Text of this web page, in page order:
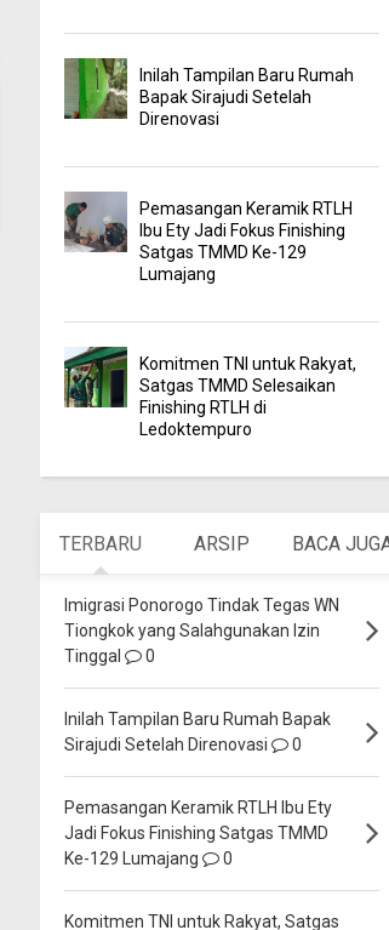
Inilah Tampilan Baru Rumah
Bapak Sirajudi Setelah
Direnovasi
Pemasangan Keramik RTLH
Ibu Ety Jadi Fokus Finishing
Satgas TMMD Ke-129
Lumajang
Komitmen TNI untuk Rakyat,
Satgas TMMD Selesaikan
Finishing RTLH di
Ledoktempuro
TERBARU ARSIP BACA
Imigrasi Ponorogo Tindak Tegas WN
Tiongkok yang Salahgunakan Izin
Tinggal
0
Inilah Tampilan Baru Rumah Bapak
Sirajudi Setelah Direnovasi
0
Pemasangan Keramik RTLH Ibu Ety
Jadi Fokus Finishing Satgas TMMD
Ke-129 Lumajang
0
Komitmen TNI untuk Rakyat, Satgas